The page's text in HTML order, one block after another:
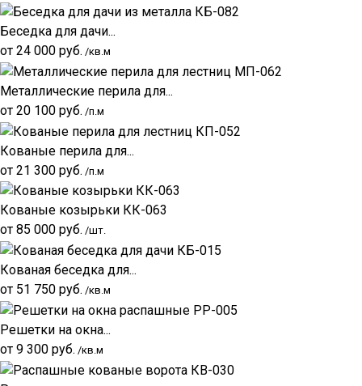
Беседка для дачи...
от 24 000 руб. /кв.м
Металлические перила для...
от 20 100 руб. /п.м
Кованые перила для...
от 21 300 руб. /п.м
Кованые козырьки КК-063
от 85 000 руб. /шт.
Кованая беседка для...
от 51 750 руб. /кв.м
Решетки на окна...
от 9 300 руб. /кв.м